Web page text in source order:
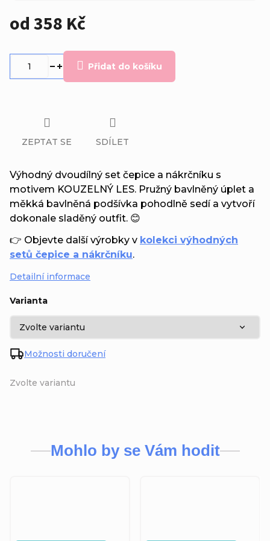
od358 Kč
Zvolte variantu
Varianta
Možnosti doručení
Přidat do košíku
Výhodný dvoudílný set čepice a nákrčníku s
motivem KOUZELNÝ LES. Pružný bavlněný úplet a
měkká bavlněná podšívka pohodlně sedí a vytvoří
dokonale sladěný outfit. 😊
👉 Objevte další výrobky v kolekci výhodných
setů čepice a nákrčníku.
Detailní informace
ZEPTAT SE SDÍLET
Mohlo by se Vám hodit